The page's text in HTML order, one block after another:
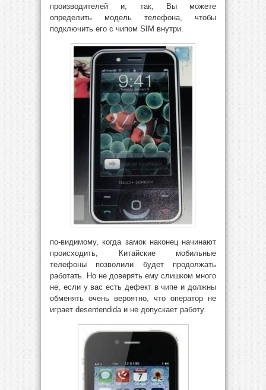
производителей и, так, Вы можете
определить модель телефона, чтобы
подключить его с чипом SIM внутри.
по-видимому, когда замок наконец начинают
происходить, Китайские мобильные
телефоны позволили будет продолжать
работать. Но не доверять ему слишком много
не, если у вас есть дефект в чипе и должны
обменять очень вероятно, что оператор не
играет desentendida и не допускает работу.